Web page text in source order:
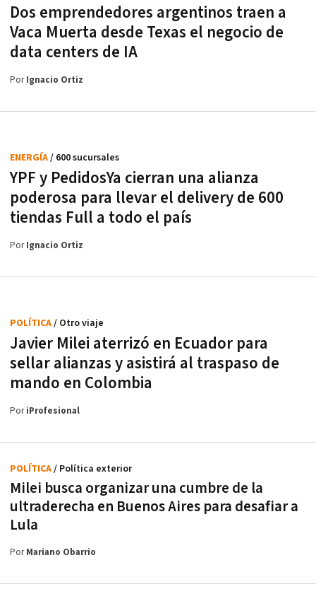
Dos emprendedores argentinos traen a
Vaca Muerta desde Texas el negocio de
data centers de IA
PorIgnacio Ortiz
YPF y PedidosYa cierran una alianza
poderosa para llevar el delivery de 600
tiendas Full a todo el país
ENERGÍA/ 600 sucursales
PorIgnacio Ortiz
Javier Milei aterrizó en Ecuador para
sellar alianzas y asistirá al traspaso de
mando en Colombia
POLÍTICA/ Otro viaje
PoriProfesional
Milei busca organizar una cumbre de la
ultraderecha en Buenos Aires para desafiar a
Lula
POLÍTICA/ Política exterior
PorMariano Obarrio